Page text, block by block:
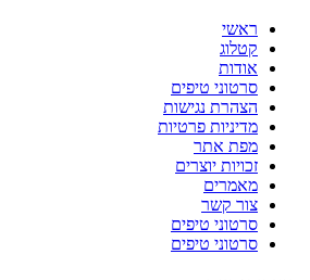
ראשי
קטלוג
אודות
סרטוני טיפים
הצהרת נגישות
מדיניות פרטיות
מפת אתר
זכויות יוצרים
מאמרים
צור קשר
סרטוני טיפים
סרטוני טיפים